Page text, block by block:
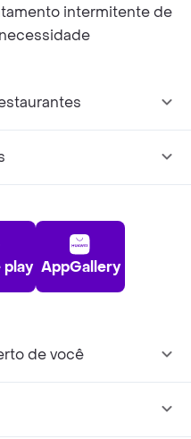
intermitente de
play AppGallery
de você